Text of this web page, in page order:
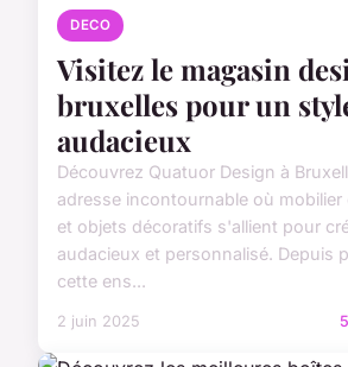
DECO
Visitez le magasin
bruxelles pour un
audacieux
Découvrez Quatuor Design à
adresse incontournable où
et objets décoratifs s'allient pour
audacieux et personnalisé. Depuis
cette ens...
2 juin 2025